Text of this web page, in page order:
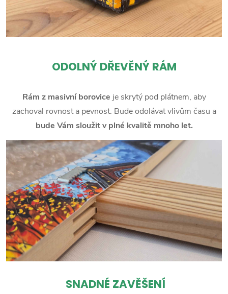
ODOLNÝ DŘEVĚNÝ RÁM
Rám z masivní borovice je skrytý pod plátnem, aby
zachoval rovnost a pevnost. Bude odolávat vlivům času a
bude Vám sloužit v plné kvalitě mnoho let.
SNADNÉ ZAVĚŠENÍ